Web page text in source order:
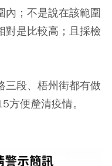
內；不是說在該範圍
對是比較高；且採檢
三段、梧州街都有做
便釐清疫情。